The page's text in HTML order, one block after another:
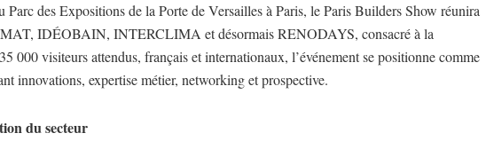
des Expositions de la Porte de Versailles à Paris, le Paris Builders Show réunira
IDÉOBAIN, INTERCLIMA et désormais RENODAYS, consacré à la
000 visiteurs attendus, français et internationaux, l’événement se positionne comme
innovations, expertise métier, networking et prospective.
du secteur